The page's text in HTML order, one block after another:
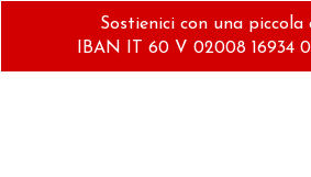
Sostienici con una piccola
IBAN IT 60 V 02008 16934